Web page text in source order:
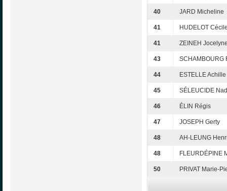
40 JARD Micheline
41 HUDELOT
41 ZEINEH
43 SCHAMBOURG
44 ESTELLE Achille
45 SÉLEUCIDE
46 ÉLIN Régis
47 JOSEPH Gerty
48 AH-LEUNG
48 FLEURDÉPINE
50 PRIVAT Marie-